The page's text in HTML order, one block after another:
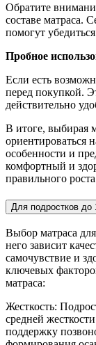
Обратите
составе матраса.
помогут
Пробное
Если есть
перед покупкой.
действительно
В итоге, выбирая
ориентироваться
особенности и
комфортный и
правильного
Для подростков до
Выбор матраса
него зависит
самочувствие и
ключевых
матраса:
Жесткость:
средней
поддержку